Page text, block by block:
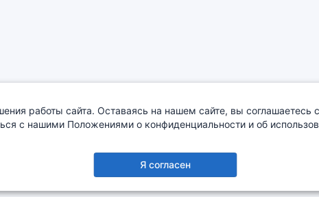
О компании
Copyright © 2005-2026
работы сайта. Оставаясь на нашем сайте, вы соглашаетесь
с нашими Положениями о конфиденциальности и об
Я согласен